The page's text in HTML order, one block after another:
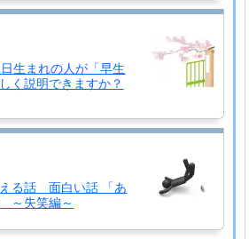
日生まれの人が「早生
く説明できますか？
える話 面白い話 「あ
～失笑編～